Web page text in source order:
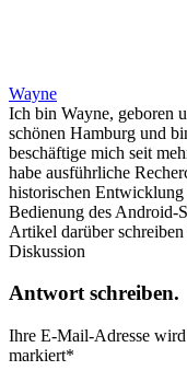
Wayne
Ich bin Wayne, geboren
schönen Hamburg und
beschäftige mich seit
habe ausführliche
historischen
Bedienung des Android-
Artikel darüber
Diskussion
Antwort schreiben.
Ihre E-Mail-Adresse
markiert*